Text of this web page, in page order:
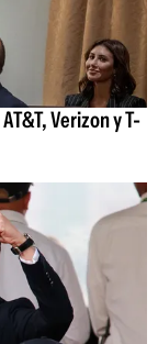
Verizon y T-